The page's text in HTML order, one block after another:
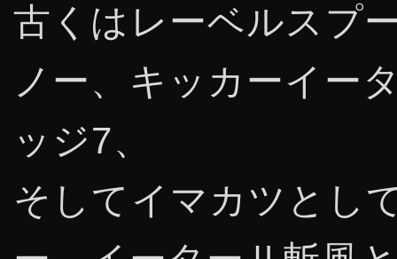
古くはレーベルスプ
ノー、キッカーイー
ッジ7、
そしてイマカツとし